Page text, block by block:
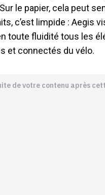
le papier, cela peut
c’est limpide : Aegis
toute fluidité tous les
et connectés du vélo.
de votre contenu après